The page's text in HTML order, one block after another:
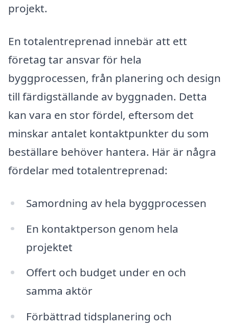
projekt.
En totalentreprenad innebär att ett
företag tar ansvar för hela
byggprocessen, från planering och design
till färdigställande av byggnaden. Detta
kan vara en stor fördel, eftersom det
minskar antalet kontaktpunkter du som
beställare behöver hantera. Här är några
fördelar med totalentreprenad:
Samordning av hela byggprocessen
En kontaktperson genom hela
projektet
Offert och budget under en och
samma aktör
Förbättrad tidsplanering och